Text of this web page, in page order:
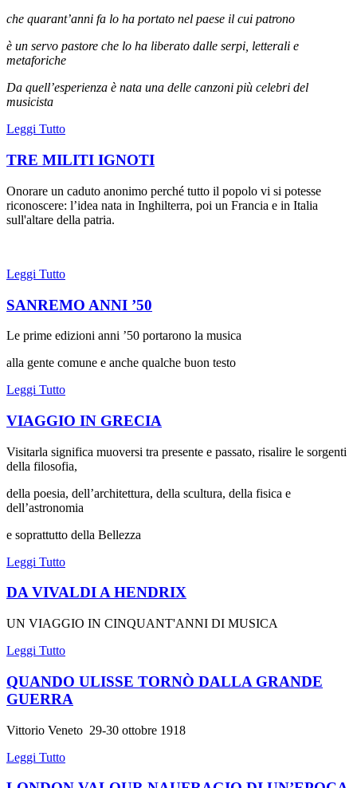
che quarant’anni fa lo ha portato nel paese il cui patrono
è un servo pastore che lo ha liberato dalle serpi, letterali e
metaforiche
Da quell’esperienza è nata una delle canzoni più celebri del
musicista
Leggi Tutto
TRE MILITI IGNOTI
Onorare un caduto anonimo perché tutto il popolo vi si potesse
riconoscere: l’idea nata in Inghilterra, poi un Francia e in Italia
sull'altare della patria.
Leggi Tutto
SANREMO ANNI ’50
Le prime edizioni anni ’50 portarono la musica
alla gente comune e anche qualche buon testo
Leggi Tutto
VIAGGIO IN GRECIA
Visitarla significa muoversi tra presente e passato, risalire le sorgenti
della filosofia,
della poesia, dell’architettura, della scultura, della fisica e
dell’astronomia
e soprattutto della Bellezza
Leggi Tutto
DA VIVALDI A HENDRIX
UN VIAGGIO IN CINQUANT'ANNI DI MUSICA
Leggi Tutto
QUANDO ULISSE TORNÒ DALLA GRANDE
GUERRA
Vittorio Veneto 29-30 ottobre 1918
Leggi Tutto